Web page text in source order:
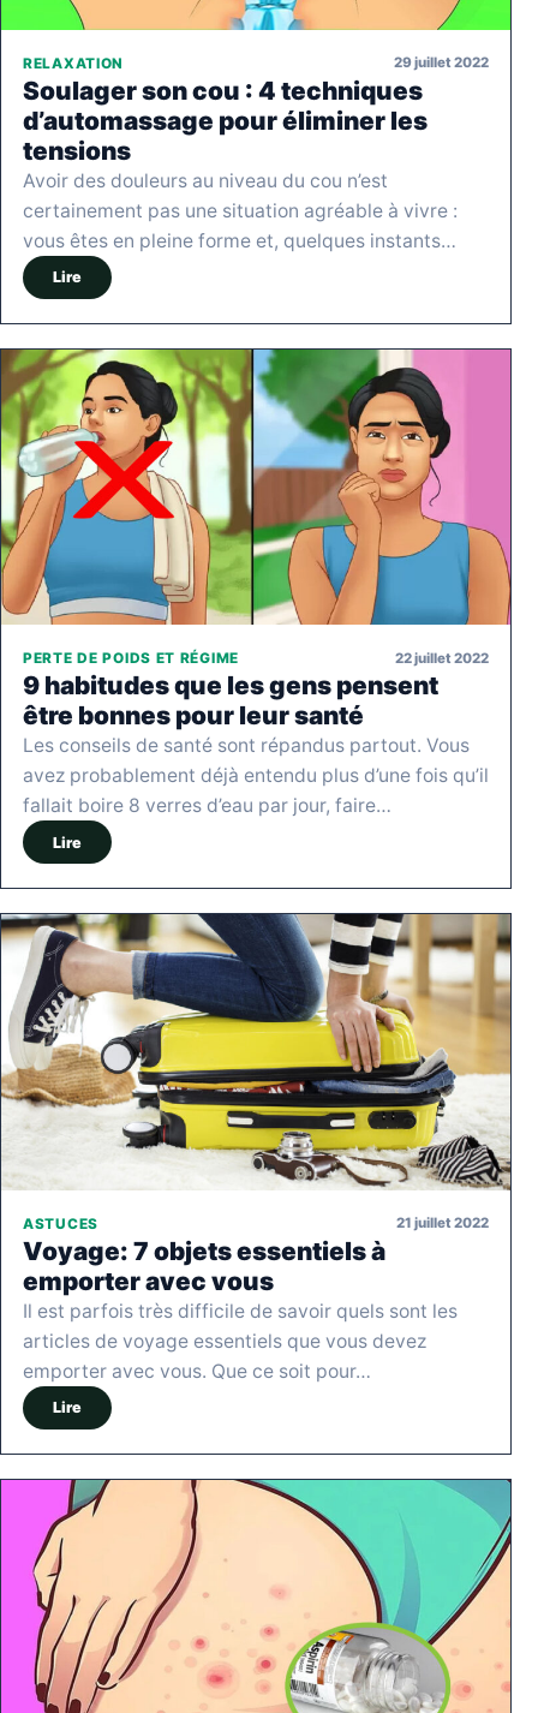
RELAXATION 29 juillet 2022
Soulager son cou : 4 techniques
d’automassage pour éliminer les
tensions
Avoir des douleurs au niveau du cou n’est
certainement pas une situation agréable à vivre :
vous êtes en pleine forme et, quelques instants…
Lire
PERTE DE POIDS ET RÉGIME 22 juillet 2022
9 habitudes que les gens pensent
être bonnes pour leur santé
Les conseils de santé sont répandus partout. Vous
avez probablement déjà entendu plus d’une fois qu’il
fallait boire 8 verres d’eau par jour, faire…
Lire
ASTUCES 21 juillet 2022
Voyage: 7 objets essentiels à
emporter avec vous
Il est parfois très difficile de savoir quels sont les
articles de voyage essentiels que vous devez
emporter avec vous. Que ce soit pour…
Lire